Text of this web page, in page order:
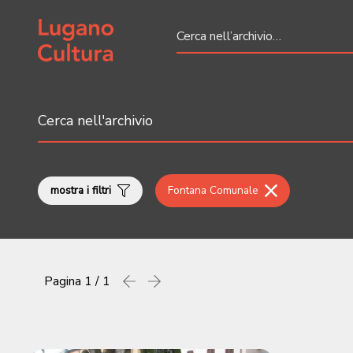
Home page
mostra i filtri Fontana Comunale
Pagina 1 / 1 Precedente
successiva